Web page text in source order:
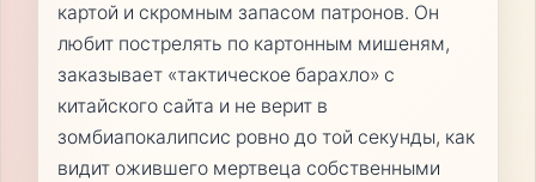
картой и скромным запасом патронов. Он
любит пострелять по картонным мишеням,
заказывает «тактическое барахло» с
китайского сайта и не верит в
зомбиапокалипсис ровно до той секунды, как
видит ожившего мертвеца собственными